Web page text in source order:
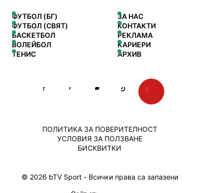
ФУТБОЛ (БГ)
ФУТБОЛ (СВЯТ)
БАСКЕТБОЛ
ВОЛЕЙБОЛ
ТЕНИС
ЗА НАС
КОНТАКТИ
РЕКЛАМА
КАРИЕРИ
АРХИВ
© 2026 bTV Sport - Всички права са запазени
ПОЛИТИКА ЗА ПОВЕРИТЕЛНОСТ
УСЛОВИЯ ЗА ПОЛЗВАНЕ
БИСКВИТКИ